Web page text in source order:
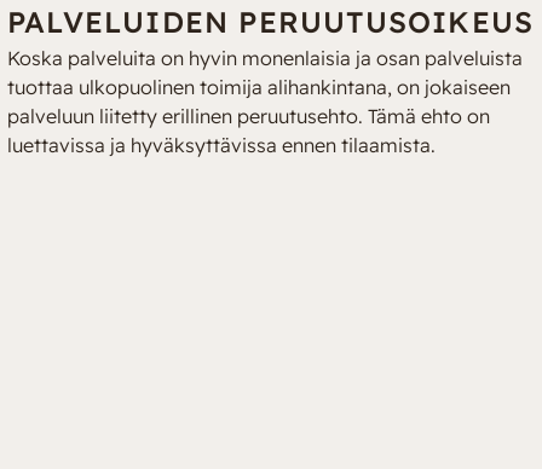
PALVELUIDEN PERUUTUSOIKEUS
Koska palveluita on hyvin monenlaisia ja osan palveluista
tuottaa ulkopuolinen toimija alihankintana, on jokaiseen
palveluun liitetty erillinen peruutusehto. Tämä ehto on
luettavissa ja hyväksyttävissa ennen tilaamista.